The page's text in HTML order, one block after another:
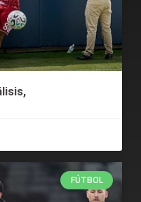
FÚTBOL